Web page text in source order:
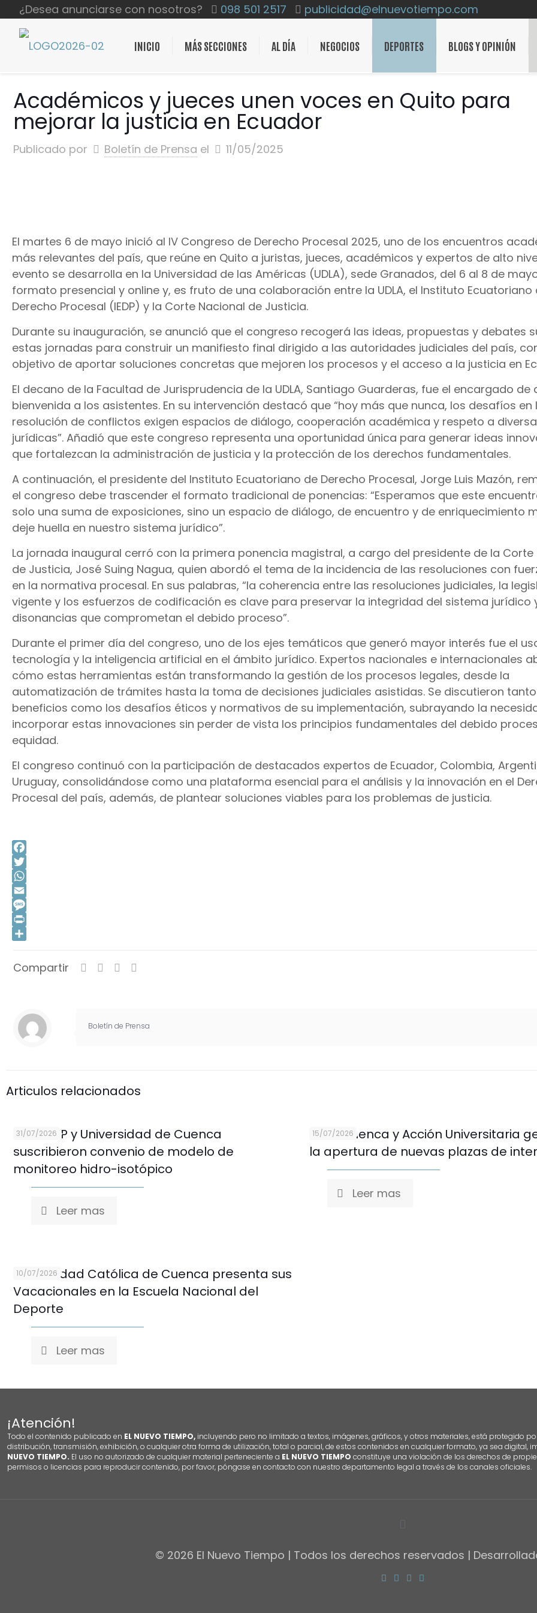
¿Desea anunciarse con nosotros? 098 501 2517 publicidad@elnuevotiempo.com
INICIO MÁS SECCIONES AL DÍA NEGOCIOS DEPORTES BLOGS Y OPINIÓN
Académicos y jueces unen voces en Quito para
mejorar la justicia en Ecuador
Publicado por Boletín de Prensa el 11/05/2025
El martes 6 de mayo inició al IV Congreso de Derecho Procesal 2025, uno de los encuentros
más relevantes del país, que reúne en Quito a juristas, jueces, académicos y expertos de alto
evento se desarrolla en la Universidad de las Américas (UDLA), sede Granados, del 6 al 8 de
formato presencial y online y, es fruto de una colaboración entre la UDLA, el Instituto Ecuatoriano
Derecho Procesal (IEDP) y la Corte Nacional de Justicia.
Durante su inauguración, se anunció que el congreso recogerá las ideas, propuestas y debates
estas jornadas para construir un manifiesto final dirigido a las autoridades judiciales del país,
objetivo de aportar soluciones concretas que mejoren los procesos y el acceso a la justicia en
El decano de la Facultad de Jurisprudencia de la UDLA, Santiago Guarderas, fue el encargado de
bienvenida a los asistentes. En su intervención destacó que “hoy más que nunca, los desafíos en
resolución de conflictos exigen espacios de diálogo, cooperación académica y respeto a
jurídicas”. Añadió que este congreso representa una oportunidad única para generar ideas
que fortalezcan la administración de justicia y la protección de los derechos fundamentales.
A continuación, el presidente del Instituto Ecuatoriano de Derecho Procesal, Jorge Luis Mazón,
el congreso debe trascender el formato tradicional de ponencias: “Esperamos que este
solo una suma de exposiciones, sino un espacio de diálogo, de encuentro y de enriquecimiento
deje huella en nuestro sistema jurídico”.
La jornada inaugural cerró con la primera ponencia magistral, a cargo del presidente de la Corte
de Justicia, José Suing Nagua, quien abordó el tema de la incidencia de las resoluciones con
en la normativa procesal. En sus palabras, “la coherencia entre las resoluciones judiciales, la
vigente y los esfuerzos de codificación es clave para preservar la integridad del sistema jurídico
disonancias que comprometan el debido proceso”.
Durante el primer día del congreso, uno de los ejes temáticos que generó mayor interés fue el
tecnología y la inteligencia artificial en el ámbito jurídico. Expertos nacionales e internacionales
cómo estas herramientas están transformando la gestión de los procesos legales, desde la
automatización de trámites hasta la toma de decisiones judiciales asistidas. Se discutieron
beneficios como los desafíos éticos y normativos de su implementación, subrayando la
incorporar estas innovaciones sin perder de vista los principios fundamentales del debido
equidad.
El congreso continuó con la participación de destacados expertos de Ecuador, Colombia,
Uruguay, consolidándose como una plataforma esencial para el análisis y la innovación en el
Procesal del país, además, de plantear soluciones viables para los problemas de justicia.
Facebook
Twitter
WhatsApp
Email
Message
Print
Compartir
Boletín de Prensa
Articulos relacionados
31/07/2026
CELEC EP y Universidad de Cuenca
suscribieron convenio de modelo de
monitoreo hidro-isotópico
Leer mas
15/07/2026
U. de Cuenca y Acción Universitaria
la apertura de nuevas plazas de
Leer mas
10/07/2026
Universidad Católica de Cuenca presenta sus
Vacacionales en la Escuela Nacional del
Deporte
Leer mas
¡Atención!
Todo el contenido publicado en EL NUEVO TIEMPO, incluyendo pero no limitado a textos, imágenes, gráficos, y otros materiales, está protegido
distribución, transmisión, exhibición, o cualquier otra forma de utilización, total o parcial, de estos contenidos en cualquier formato, ya sea
NUEVO TIEMPO. El uso no autorizado de cualquier material perteneciente a EL NUEVO TIEMPO constituye una violación de los derechos de
permisos o licencias para reproducir contenido, por favor, póngase en contacto con nuestro departamento legal a través de los canales oficiales.
© 2026 El Nuevo Tiempo | Todos los derechos reservados |